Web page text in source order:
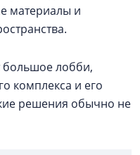
материалы и
большое лобби,
комплекса и его
решения обычно не